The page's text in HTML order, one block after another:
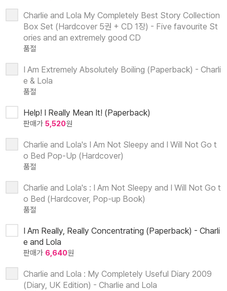
Charlie and Lola My Completely Best Story Collection
Box Set (Hardcover 5권 + CD 1장) - Five favourite St
ories and an extremely good CD
품절
I Am Extremely Absolutely Boiling (Paperback) - Charli
e & Lola
품절
Help! I Really Mean It! (Paperback)
판매가 5,520원
Charlie and Lola's I Am Not Sleepy and I Will Not Go t
o Bed Pop-Up (Hardcover)
품절
Charlie and Lola's : I Am Not Sleepy and I Will Not Go t
o Bed (Hardcover, Pop-up Book)
품절
I Am Really, Really Concentrating (Paperback) - Charli
e and Lola
판매가 6,640원
Charlie and Lola : My Completely Useful Diary 2009
(Diary, UK Edition) - Charlie and Lola